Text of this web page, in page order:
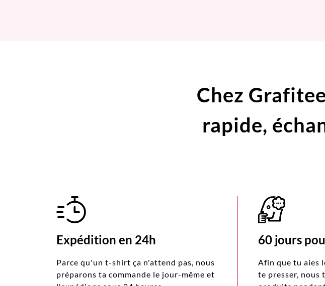
Chez
rapide,
Expédition en 24h
Parce qu'un t-shirt ça n'attend pas, nous
préparons ta commande le jour-même et
60 jours
Afin que tu aies
te presser, nous